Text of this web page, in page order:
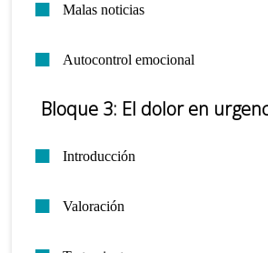
Malas noticias
Autocontrol emocional
Bloque 3: El dolor en
Introducción
Valoración